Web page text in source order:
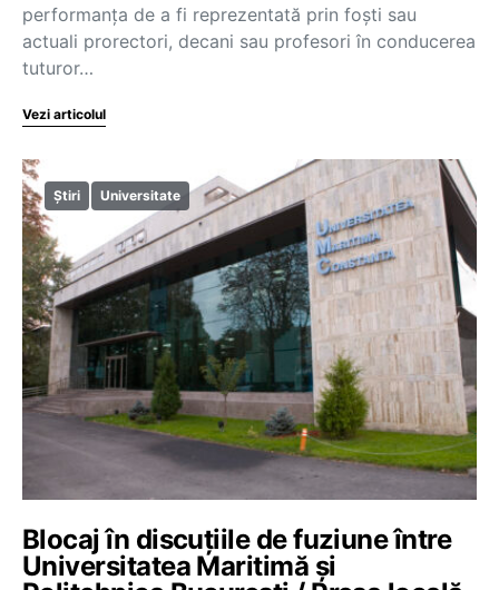
performanța de a fi reprezentată prin foști sau
actuali prorectori, decani sau profesori în conducerea
tuturor…
Vezi articolul
Știri Universitate
Blocaj în discuțiile de fuziune între
Universitatea Maritimă și